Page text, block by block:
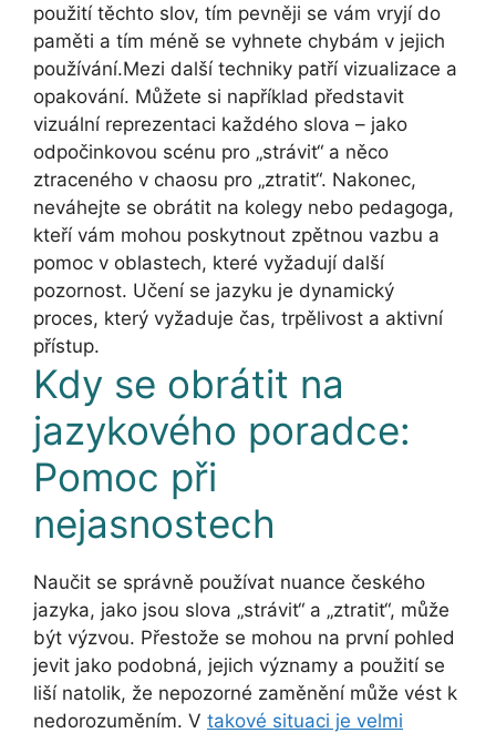
použití těchto slov, tím pevněji se vám vryjí do
paměti a tím méně se vyhnete chybám v jejich
používání.Mezi další techniky patří vizualizace a
opakování. Můžete si například představit
vizuální reprezentaci každého slova – jako
odpočinkovou scénu pro „strávit“ a něco
ztraceného v chaosu pro „ztratit“. Nakonec,
neváhejte se obrátit na kolegy nebo pedagoga,
kteří vám mohou poskytnout zpětnou vazbu a
pomoc v oblastech, které vyžadují další
pozornost. Učení se jazyku je dynamický
proces, který vyžaduje čas, trpělivost a aktivní
přístup.
Kdy se obrátit na
jazykového poradce:
Pomoc při
nejasnostech
Naučit se správně používat nuance českého
jazyka, jako jsou slova „strávit“ a „ztratit“, může
být výzvou. Přestože se mohou na první pohled
jevit jako podobná, jejich významy a použití se
liší natolik, že nepozorné zaměnění může vést k
nedorozuměním. V takové situaci je velmi